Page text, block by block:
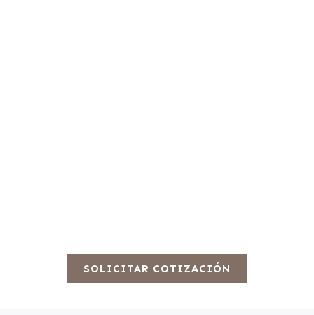
SOLICITAR COTIZACIÓN